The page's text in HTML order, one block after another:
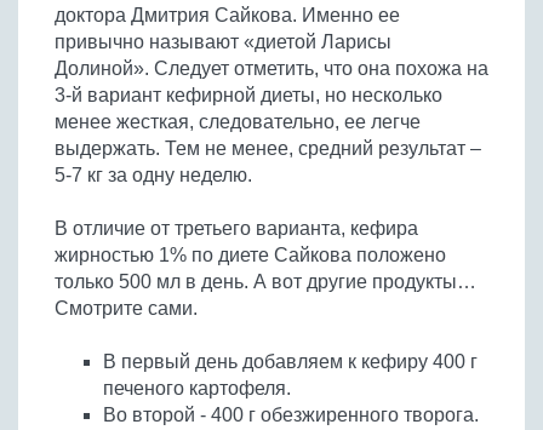
доктора Дмитрия Сайкова. Именно ее
привычно называют «диетой Ларисы
Долиной». Следует отметить, что она похожа на
3-й вариант кефирной диеты, но несколько
менее жесткая, следовательно, ее легче
выдержать. Тем не менее, средний результат –
5-7 кг за одну неделю.
В отличие от третьего варианта, кефира
жирностью 1% по диете Сайкова положено
только 500 мл в день. А вот другие продукты…
Смотрите сами.
В первый день добавляем к кефиру 400 г
печеного картофеля.
Во второй - 400 г обезжиренного творога.